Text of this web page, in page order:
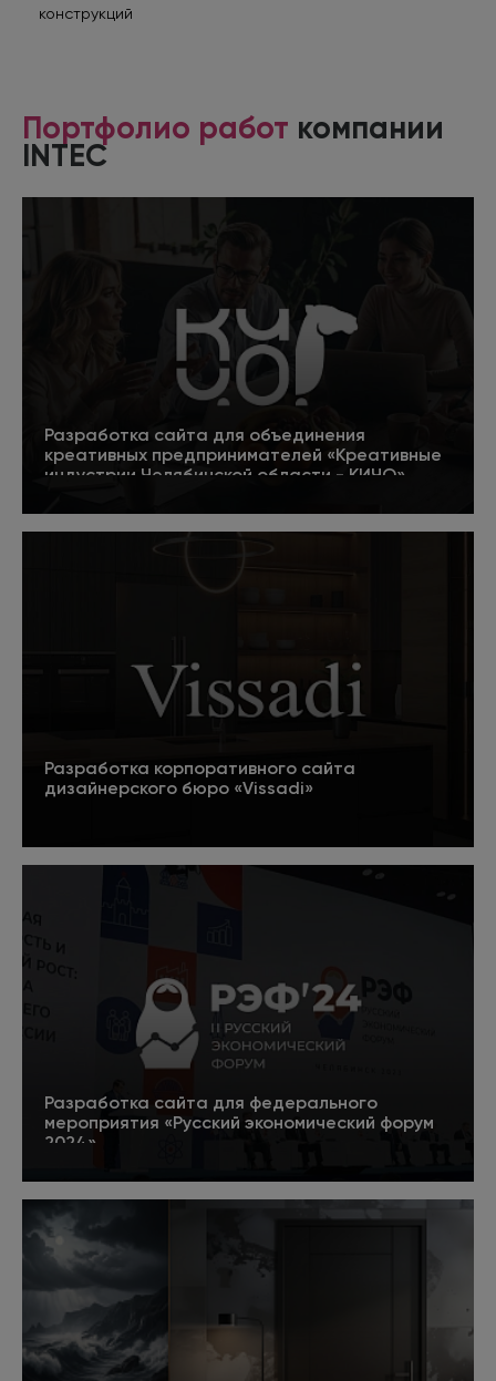
конструкций
Портфолио работ компании
INTEC
Разработка сайта для объединения
креативных предпринимателей «Креативные
индустрии Челябинской области - КИЧО»
Подробнее 5
Разработка корпоративного сайта
дизайнерского бюро «Vissadi»
Подробнее
Разработка сайта для федерального
мероприятия «Русский экономический форум
2024»
Подробнее 5